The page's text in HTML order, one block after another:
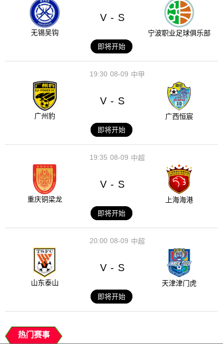
无锡吴钩
V - S
宁波职业足球俱乐部
即将开始
08-09
19:30 中甲
广州豹
V - S
广西恒宸
即将开始
08-09
19:35 中超
重庆铜梁龙
V - S
上海海港
即将开始
08-09
20:00 中超
山东泰山
V - S
天津津门虎
即将开始
热门赛事